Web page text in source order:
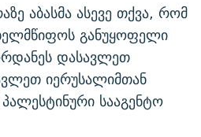
აბასმა ასევე თქვა, რომ
განუყოფელი
დასავლეთ
იერუსალიმთან
სააგენტო